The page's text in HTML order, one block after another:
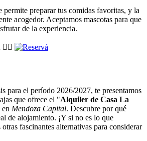
permite preparar tus comidas favoritas, y la
acogedor. Aceptamos mascotas para que
de la experiencia.
para el período 2026/2027, te presentamos
que ofrece el "Alquiler de Casa La
en Mendoza Capital. Descubre por qué
de alojamiento. ¡Y si no es lo que
otras fascinantes alternativas para considerar